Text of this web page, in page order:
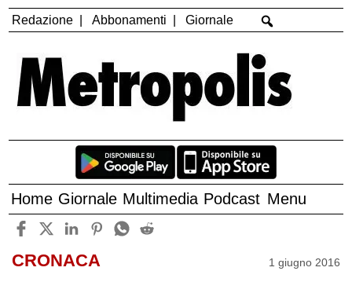
Redazione Abbonamenti Giornale
Home Giornale Multimedia Podcast Menu
CRONACA 1 giugno 2016